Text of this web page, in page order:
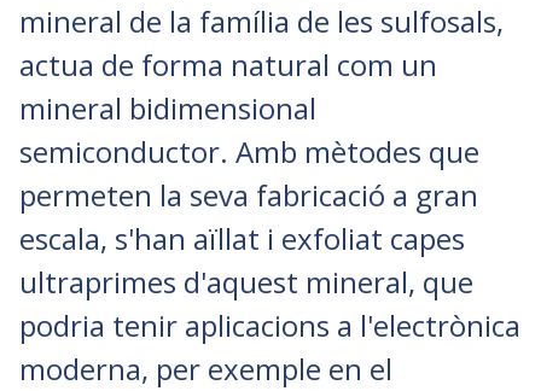
mineral de la família de les sulfosals,
actua de forma natural com un
mineral bidimensional
semiconductor. Amb mètodes que
permeten la seva fabricació a gran
escala, s'han aïllat i exfoliat capes
ultraprimes d'aquest mineral, que
podria tenir aplicacions a l'electrònica
moderna, per exemple en el